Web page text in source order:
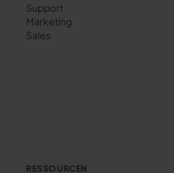
Support
Marketing
Sales
RESSOURCEN